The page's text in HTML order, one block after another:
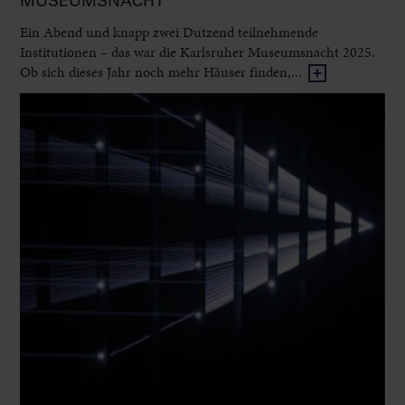
Ein Abend und knapp zwei Dutzend teilnehmende
Institutionen – das war die Karlsruher Museumsnacht 2025.
Ob sich dieses Jahr noch mehr Häuser finden,...